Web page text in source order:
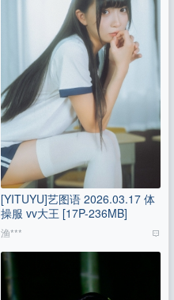
[YITUYU]艺图语 2026.03.17 体
操服 vv大王 [17P-236MB]
渔***